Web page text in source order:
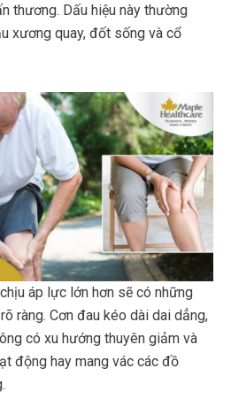
thương. Dấu hiệu này thường
xương quay, đốt sống và cổ
áp lực lớn hơn sẽ có những
ràng. Cơn đau kéo dài dai dẳng,
có xu hướng thuyên giảm và
động hay mang vác các đồ